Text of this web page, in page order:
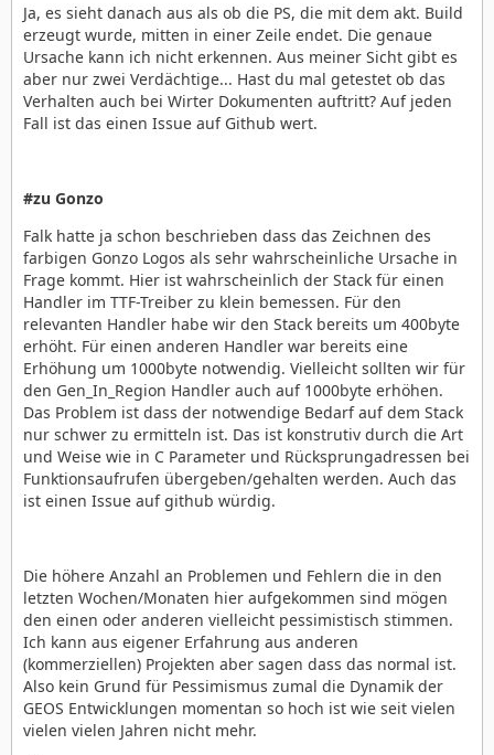
Ja, es sieht danach aus als ob die PS, die mit dem akt. Build
erzeugt wurde, mitten in einer Zeile endet. Die genaue
Ursache kann ich nicht erkennen. Aus meiner Sicht gibt es
aber nur zwei Verdächtige... Hast du mal getestet ob das
Verhalten auch bei Wirter Dokumenten auftritt? Auf jeden
Fall ist das einen Issue auf Github wert.
#zu Gonzo
Falk hatte ja schon beschrieben dass das Zeichnen des
farbigen Gonzo Logos als sehr wahrscheinliche Ursache in
Frage kommt. Hier ist wahrscheinlich der Stack für einen
Handler im TTF-Treiber zu klein bemessen. Für den
relevanten Handler habe wir den Stack bereits um 400byte
erhöht. Für einen anderen Handler war bereits eine
Erhöhung um 1000byte notwendig. Vielleicht sollten wir für
den Gen_In_Region Handler auch auf 1000byte erhöhen.
Das Problem ist dass der notwendige Bedarf auf dem Stack
nur schwer zu ermitteln ist. Das ist konstrutiv durch die Art
und Weise wie in C Parameter und Rücksprungadressen bei
Funktionsaufrufen übergeben/gehalten werden. Auch das
ist einen Issue auf github würdig.
Die höhere Anzahl an Problemen und Fehlern die in den
letzten Wochen/Monaten hier aufgekommen sind mögen
den einen oder anderen vielleicht pessimistisch stimmen.
Ich kann aus eigener Erfahrung aus anderen
(kommerziellen) Projekten aber sagen dass das normal ist.
Also kein Grund für Pessimismus zumal die Dynamik der
GEOS Entwicklungen momentan so hoch ist wie seit vielen
vielen vielen Jahren nicht mehr.